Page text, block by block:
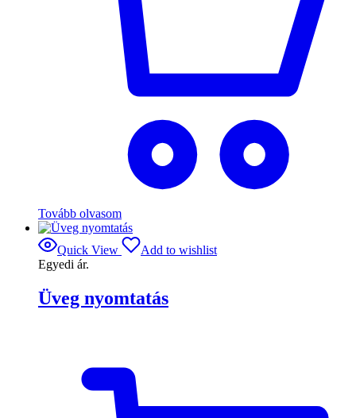
Tovább olvasom
Quick View
Add to wishlist
Egyedi ár.
Üveg nyomtatás